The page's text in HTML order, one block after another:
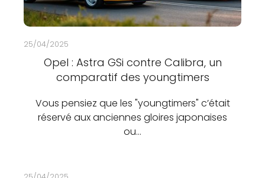
25/04/2025
Opel : Astra GSi contre Calibra, un
comparatif des youngtimers
Vous pensiez que les "youngtimers" c’était
réservé aux anciennes gloires japonaises
ou…